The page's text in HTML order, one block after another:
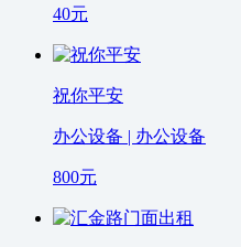
40元
祝你平安
办公设备 | 办公设备
800元